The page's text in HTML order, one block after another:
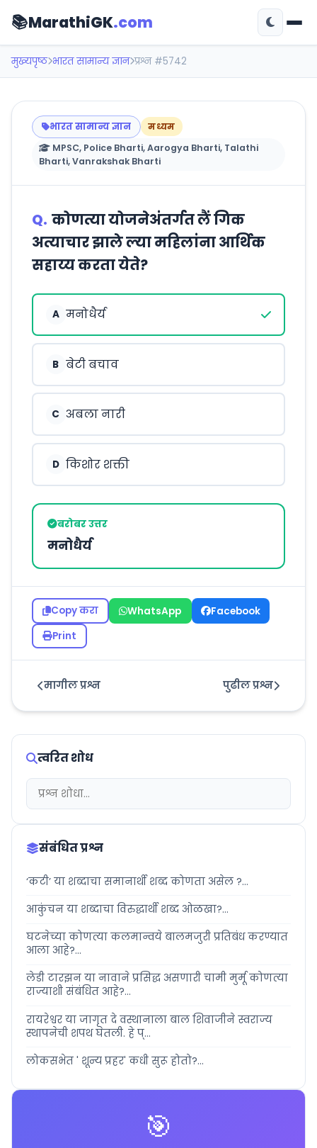
📚MarathiGK.com
मुख्यपृष्ठ भारत सामान्य ज्ञान प्रश्न #5742
भारत सामान्य ज्ञान
मध्यम
MPSC, Police Bharti, Aarogya Bharti, Talathi
Bharti, Vanrakshak Bharti
Q. कोणत्या योजनेअंतर्गत लैं गिक
अत्याचार झाले ल्या महिलांना आर्थिक
सहाय्य करता येते?
A मनोधैर्य
B बेटी बचाव
C अबला नारी
D किशोर शक्ती
बरोबर उत्तर
मनोधैर्य
Copy करा WhatsApp
Facebook
Print
मागील प्रश्न पुढील प्रश्न
त्वरित शोध
संबंधित प्रश्न
‘कटी’ या शब्दाचा समानार्थी शब्द कोणता असेल ?...
आकुंचन या शब्दाचा विरुद्धार्थी शब्द ओळखा?...
घटनेच्या कोणत्या कलमान्वये बालमजुरी प्रतिबंध करण्यात
आला आहे?...
लेडी टारझन या नावाने प्रसिद्ध असणारी चामी मुर्मू कोणत्या
राज्याशी संबंधित आहे?...
रायरेश्वर या जागृत दे वस्थानाला बाल शिवाजीने स्वराज्य
स्थापनेची शपथ घेतली. हे प्...
लोकसभेत ' शून्य प्रहर' कधी सुरू होतो?...
🎯